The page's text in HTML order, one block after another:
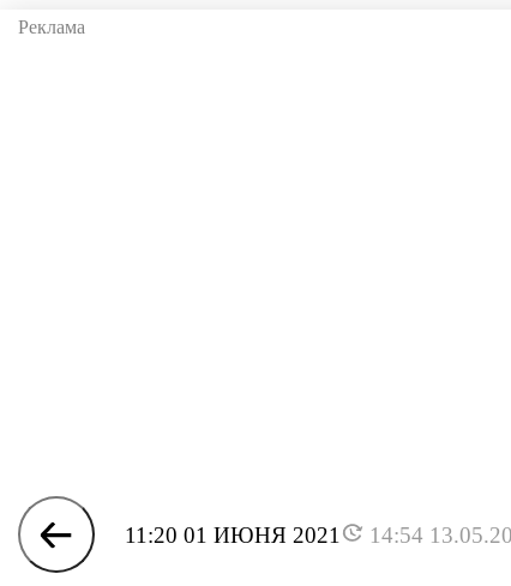
11:20 01 ИЮНЯ 2021 14:54